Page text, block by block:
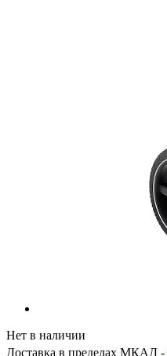
Нет в наличии
Доставка в пределах МКАД -